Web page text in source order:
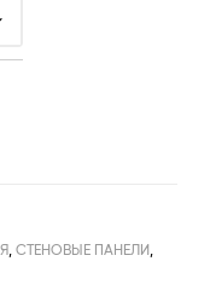
,СТЕНОВЫЕ ПАНЕЛИ